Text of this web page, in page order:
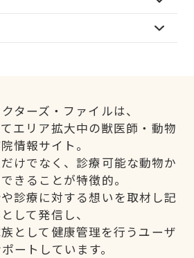
ターズ・ファイルは、
エリア拡大中の獣医師・動物
情報サイト。
けでなく、診療可能な動物か
きることが特徴的。
診療に対する想いを取材し記
して発信し、
として健康管理を行うユーザ
ートしています。